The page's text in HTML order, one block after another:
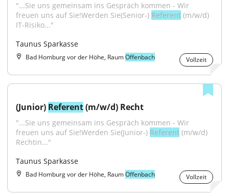
"...Sie uns gemeinsam ins Gespräch kommen - Wir
freuen uns auf Sie!Werden Sie(Senior-) Referent (m/w/d)
IT-Risiko..."
Taunus Sparkasse
Bad Homburg vor der Höhe, RaumOffenbach Vollzeit
(Junior) Referent (m/w/d) Recht
"...Sie uns gemeinsam ins Gespräch kommen - Wir
freuen uns auf Sie!Werden Sie(Junior-) Referent (m/w/d)
Rechtin..."
Taunus Sparkasse
Bad Homburg vor der Höhe, RaumOffenbach Vollzeit